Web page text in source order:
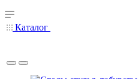
Каталог